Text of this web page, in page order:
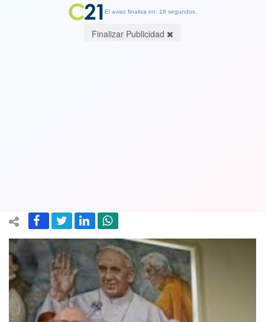
El aviso finaliza en: 19 segundos.
Finalizar Publicidad